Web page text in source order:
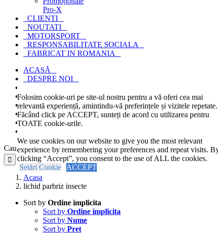
Pro-X
CLIENTI
NOUTATI
MOTORSPORT
RESPONSABILITATE SOCIALA
FABRICAT IN ROMANIA
ACASĂ
DESPRE NOI
CLIENTI
NOUTATI
MOTORSPORT
RESPONSABILITATE SOCIALA
Cautare...
Acasa
lichid parbriz insecte
Sort by Ordine implicita
Sort by Ordine implicita
Sort by Nume
Sort by Pret
Folosim cookie-uri pe site-ul nostru pentru a vă oferi cea mai
relevantă experiență, amintindu-vă preferințele și vizitele repetate.
Făcând click pe ACCEPT, sunteți de acord cu utilizarea pentru
TOATE cookie-urile.
We use cookies on our website to give you the most relevant
experience by remembering your preferences and repeat visits.
clicking “Accept”, you consent to the use of ALL the cookies.
Setări Cookie
ACCEPT